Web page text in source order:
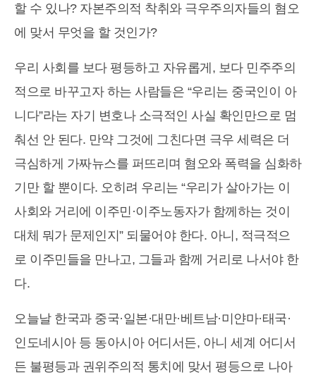
할 수 있나? 자본주의적 착취와 극우주의자들의 혐오
에 맞서 무엇을 할 것인가?
우리 사회를 보다 평등하고 자유롭게, 보다 민주주의
적으로 바꾸고자 하는 사람들은 “우리는 중국인이 아
니다”라는 자기 변호나 소극적인 사실 확인만으로 멈
춰선 안 된다. 만약 그것에 그친다면 극우 세력은 더
극심하게 가짜뉴스를 퍼뜨리며 혐오와 폭력을 심화하
기만 할 뿐이다. 오히려 우리는 “우리가 살아가는 이
사회와 거리에 이주민·이주노동자가 함께하는 것이
대체 뭐가 문제인지” 되물어야 한다. 아니, 적극적으
로 이주민들을 만나고, 그들과 함께 거리로 나서야 한
다.
오늘날 한국과 중국·일본·대만·베트남·미얀마·태국·
인도네시아 등 동아시아 어디서든, 아니 세계 어디서
든 불평등과 권위주의적 통치에 맞서 평등으로 나아